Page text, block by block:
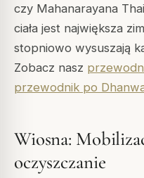
czy Mahanarayana
ciała jest największa
stopniowo wysuszają
Zobacz nasz
przewodnik po
Wiosna:
oczyszczanie